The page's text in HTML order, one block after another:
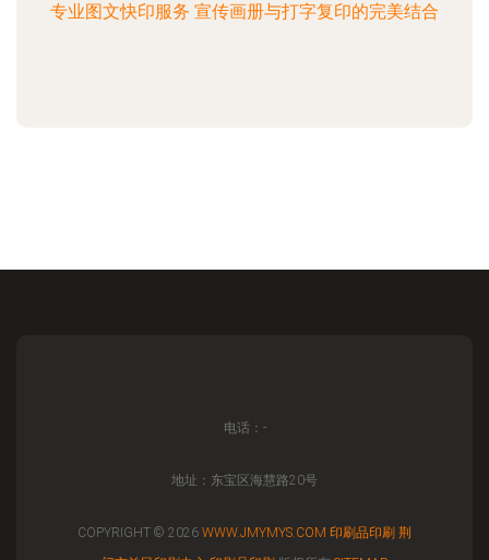
专业图文快印服务 宣传画册与打字复印的完美结合
电话：-
地址：东宝区海慧路20号
COPYRIGHT © 2026 WWW.JMYMYS.COM 印刷品印刷 荆